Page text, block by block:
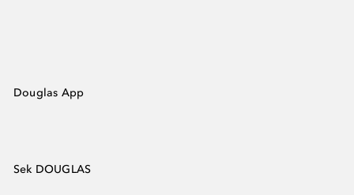
Douglas App
Sek DOUGLAS